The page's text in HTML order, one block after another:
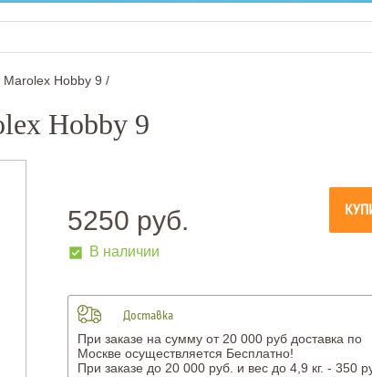
Hobby 9 /
Hobby 9
Доставка
При заказе на сумму от 20 000 руб доставка по
Москве осуществляется Бесплатно!
При заказе до 20 000 руб. и вес до 4,9 кг. - 350
5250 руб.
В наличии